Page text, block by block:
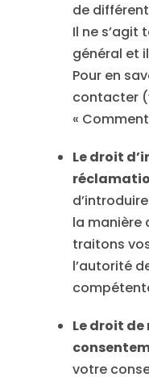
de
Il ne s’agit
général et
Pour en
contacter
«
Le droit
la manière
traitons
l’autorité
Le droit
votre